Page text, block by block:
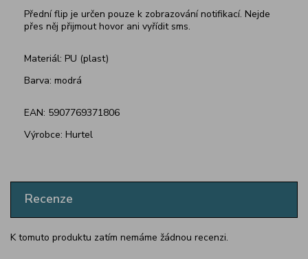
Přední flip je určen pouze k zobrazování notifikací. Nejde
přes něj přijmout hovor ani vyřídit sms.
Materiál: PU (plast)
Barva: modrá
EAN: 5907769371806
Výrobce: Hurtel
Recenze
K tomuto produktu zatím nemáme žádnou recenzi.